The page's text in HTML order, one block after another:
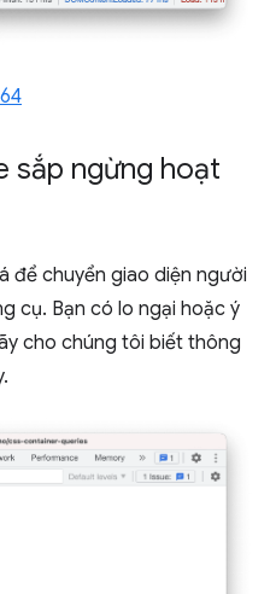
sắp ngừng hoạt
để chuyển giao diện người
cụ. Bạn có lo ngại hoặc ý
cho chúng tôi biết thông